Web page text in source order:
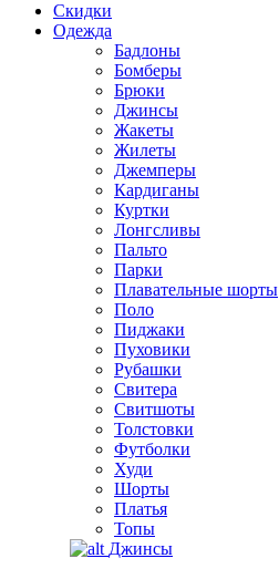
Скидки
Одежда
Бадлоны
Бомберы
Брюки
Джинсы
Жакеты
Жилеты
Джемперы
Кардиганы
Куртки
Лонгсливы
Пальто
Парки
Плавательные шорты
Поло
Пиджаки
Пуховики
Рубашки
Свитера
Свитшоты
Толстовки
Футболки
Худи
Шорты
Платья
Топы
Джинсы